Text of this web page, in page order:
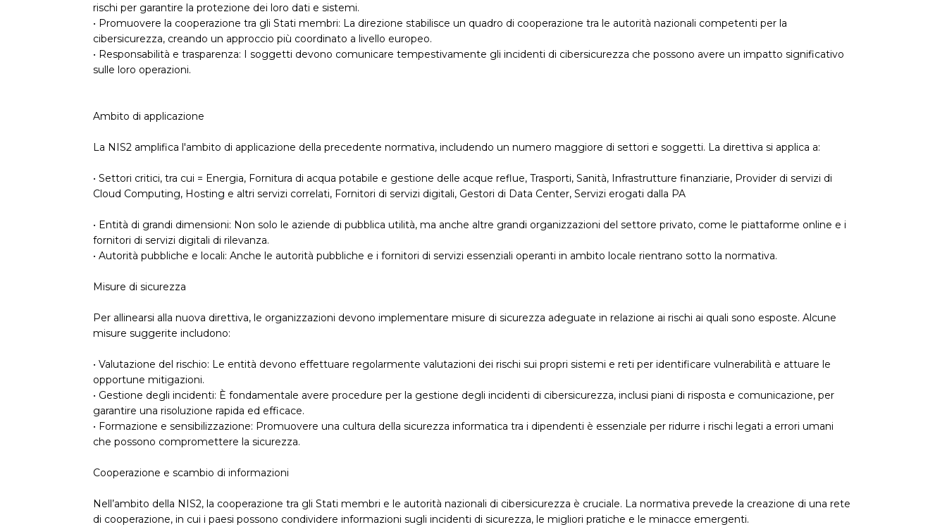
rischi per garantire la protezione dei loro dati e sistemi.
• Promuovere la cooperazione tra gli Stati membri: La direzione stabilisce un quadro di cooperazione tra le autorità nazionali competenti per la
cibersicurezza, creando un approccio più coordinato a livello europeo.
• Responsabilità e trasparenza: I soggetti devono comunicare tempestivamente gli incidenti di cibersicurezza che possono avere un impatto significativo
sulle loro operazioni.
Ambito di applicazione
La NIS2 amplifica l'ambito di applicazione della precedente normativa, includendo un numero maggiore di settori e soggetti. La direttiva si applica a:
• Settori critici, tra cui = Energia, Fornitura di acqua potabile e gestione delle acque reflue, Trasporti, Sanità, Infrastrutture finanziarie, Provider di servizi di
Cloud Computing, Hosting e altri servizi correlati, Fornitori di servizi digitali, Gestori di Data Center, Servizi erogati dalla PA
• Entità di grandi dimensioni: Non solo le aziende di pubblica utilità, ma anche altre grandi organizzazioni del settore privato, come le piattaforme online e i
fornitori di servizi digitali di rilevanza.
• Autorità pubbliche e locali: Anche le autorità pubbliche e i fornitori di servizi essenziali operanti in ambito locale rientrano sotto la normativa.
Misure di sicurezza
Per allinearsi alla nuova direttiva, le organizzazioni devono implementare misure di sicurezza adeguate in relazione ai rischi ai quali sono esposte. Alcune
misure suggerite includono:
• Valutazione del rischio: Le entità devono effettuare regolarmente valutazioni dei rischi sui propri sistemi e reti per identificare vulnerabilità e attuare le
opportune mitigazioni.
• Gestione degli incidenti: È fondamentale avere procedure per la gestione degli incidenti di cibersicurezza, inclusi piani di risposta e comunicazione, per
garantire una risoluzione rapida ed efficace.
• Formazione e sensibilizzazione: Promuovere una cultura della sicurezza informatica tra i dipendenti è essenziale per ridurre i rischi legati a errori umani
che possono compromettere la sicurezza.
Cooperazione e scambio di informazioni
Nell’ambito della NIS2, la cooperazione tra gli Stati membri e le autorità nazionali di cibersicurezza è cruciale. La normativa prevede la creazione di una rete
di cooperazione, in cui i paesi possono condividere informazioni sugli incidenti di sicurezza, le migliori pratiche e le minacce emergenti.